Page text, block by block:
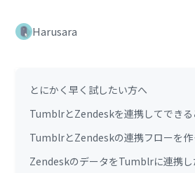
Harusara
とにかく早く試したい方へ
TumblrとZendeskを連携してできる
TumblrとZendeskの連携フローを作
ZendeskのデータをTumblrに連携し